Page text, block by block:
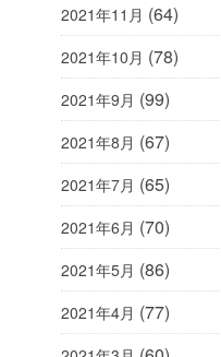
2021年11月 (64)
2021年10月 (78)
2021年9月 (99)
2021年8月 (67)
2021年7月 (65)
2021年6月 (70)
2021年5月 (86)
2021年4月 (77)